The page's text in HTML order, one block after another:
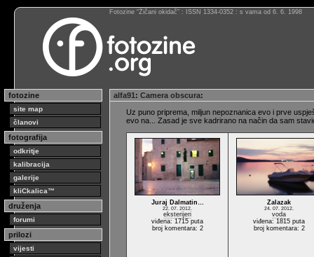
Fotozine “Žičani okidač” : ISSN 1334-0352 : s vama od 6. 6. 1998
fotozine
site map
članovi
fotografija
odkritje
kalibracija
galerije
kliCkalica™
druženja
forumi
prilozi
vijesti
alfa91 : Camera obscura:
Uz puno priprema, miljun nepoznanica evo i prve
evo na... Zasad je sve kadrirano na način da sam
Juraj Dalmatin…
22. 07. 2012.
eksterijeri
viđena: 1715 puta
broj komentara: 2
Zalazak
24. 07. 2012.
voda
viđena: 1815 puta
broj komentara: 2